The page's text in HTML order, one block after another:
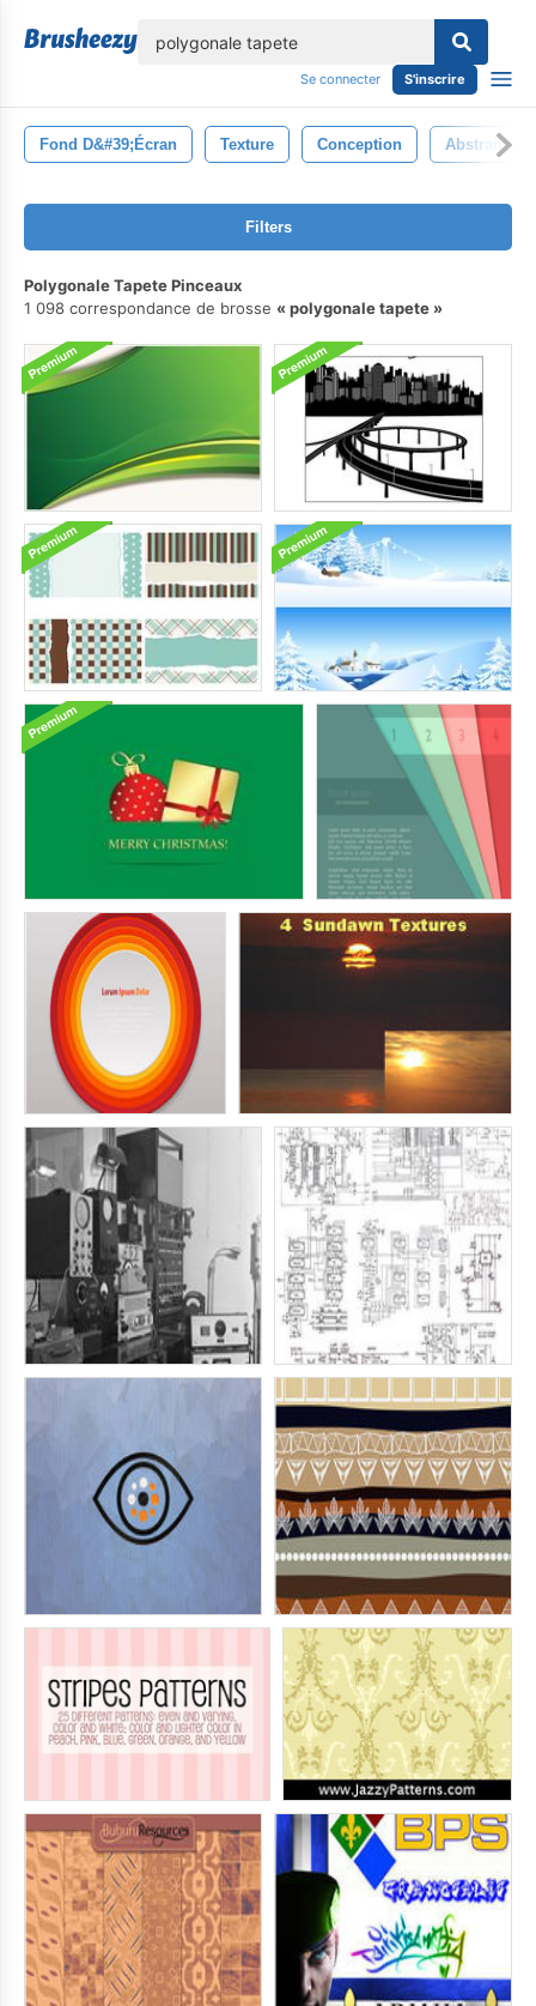
Se connecter S'inscrire
Fond D&#39;écran Texture Conception Abstrait
Filters
Polygonale Tapete Pinceaux
1 098 correspondance de brosse
polygonale tapete